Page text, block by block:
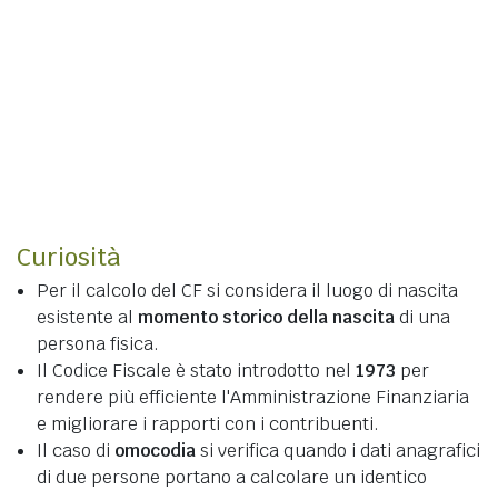
Curiosità
Per il calcolo del CF si considera il luogo di nascita
esistente al momento storico della nascitadi una
persona fisica.
Il Codice Fiscale è stato introdotto nel 1973 per
rendere più efficiente l'Amministrazione Finanziaria
e migliorare i rapporti con i contribuenti.
Il caso di omocodiasi verifica quando i dati anagrafici
di due persone portano a calcolare un identico